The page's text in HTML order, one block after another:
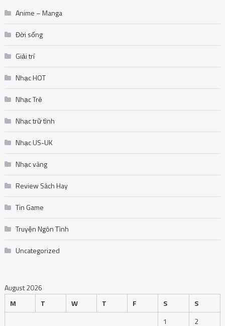
Anime – Manga
Đời sống
Giải trí
Nhạc HOT
Nhạc Trẻ
Nhạc trữ tình
Nhạc US-UK
Nhạc vàng
Review Sách Hay
Tin Game
Truyện Ngôn Tình
Uncategorized
August 2026
M
T W T F S
S
1
2